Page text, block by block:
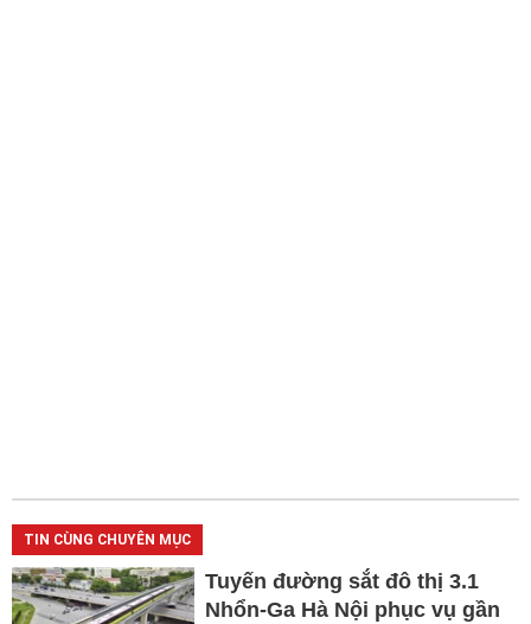
TIN CÙNG CHUYÊN MỤC
Tuyến đường sắt đô thị 3.1
Nhổn-Ga Hà Nội phục vụ gần